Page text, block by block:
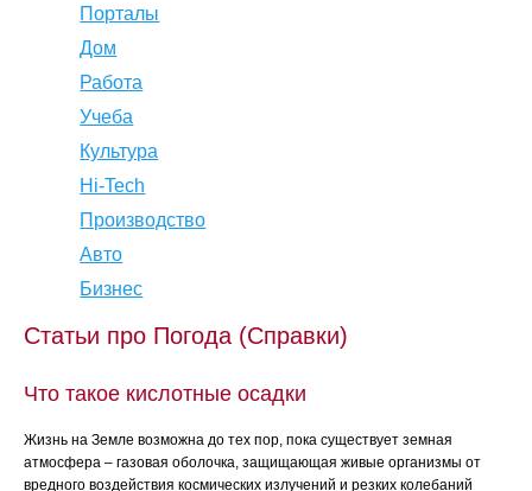
Порталы
Дом
Работа
Учеба
Культура
Hi-Tech
Производство
Авто
Бизнес
Статьи про Погода (Справки)
Что такое кислотные осадки
Жизнь на Земле возможна до тех пор, пока существует земная
атмосфера – газовая оболочка, защищающая живые организмы от
вредного воздействия космических излучений и резких колебаний